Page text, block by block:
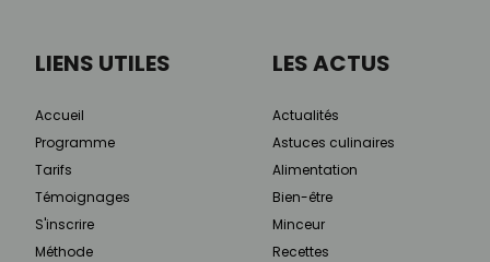
LIENS UTILES
Accueil
Programme
Tarifs
Témoignages
S'inscrire
Méthode
LES ACTUS
Actualités
Astuces culinaires
Alimentation
Bien-être
Minceur
Recettes